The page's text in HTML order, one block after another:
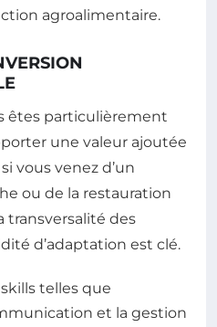
agroalimentaire.
êtes particulièrement
une valeur ajoutée
vous venez d’un
ou de la restauration
transversalité des
d’adaptation est clé.
telles que
et la gestion